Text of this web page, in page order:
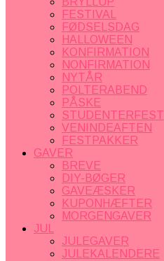
FESTIVAL
FØDSELSDAG
HALLOWEEN
KONFIRMATION
NONFIRMATION
NYTÅR
POLTERABEND
PÅSKE
STUDENTERFEST
VENINDEAFTEN
FESTPAKKER
GAVER
BREVE
DIY-BØGER
GAVEÆSKER
KUPONHÆFTER
MORGENGAVER
JUL
JULEGAVER
JULEKALENDERE